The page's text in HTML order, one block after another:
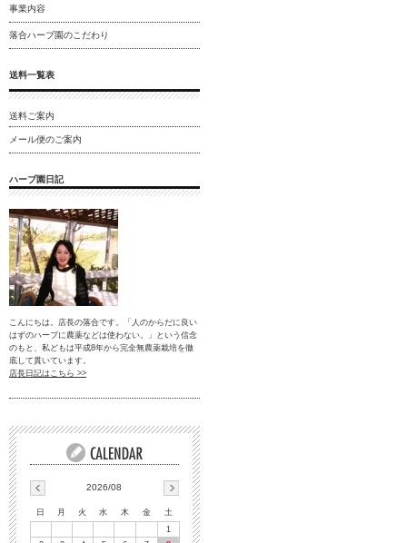
事業内容
落合ハーブ園のこだわり
送料一覧表
送料ご案内
メール便のご案内
ハーブ園日記
こんにちは。店長の落合です。「人のからだに良い
はずのハーブに農薬などは使わない。」という信念
のもと、私どもは平成8年から完全無農薬栽培を徹
底して貫いています。
店長日記はこちら >>
2026/08
日 月 火 水 木 金
土
1